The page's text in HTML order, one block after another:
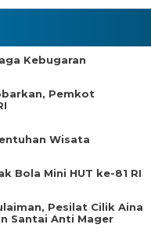
Kebugaran
Pemkot
Wisata
Bola Mini HUT ke-81 RI
Pesilat Cilik Aina
Santai Anti Mager